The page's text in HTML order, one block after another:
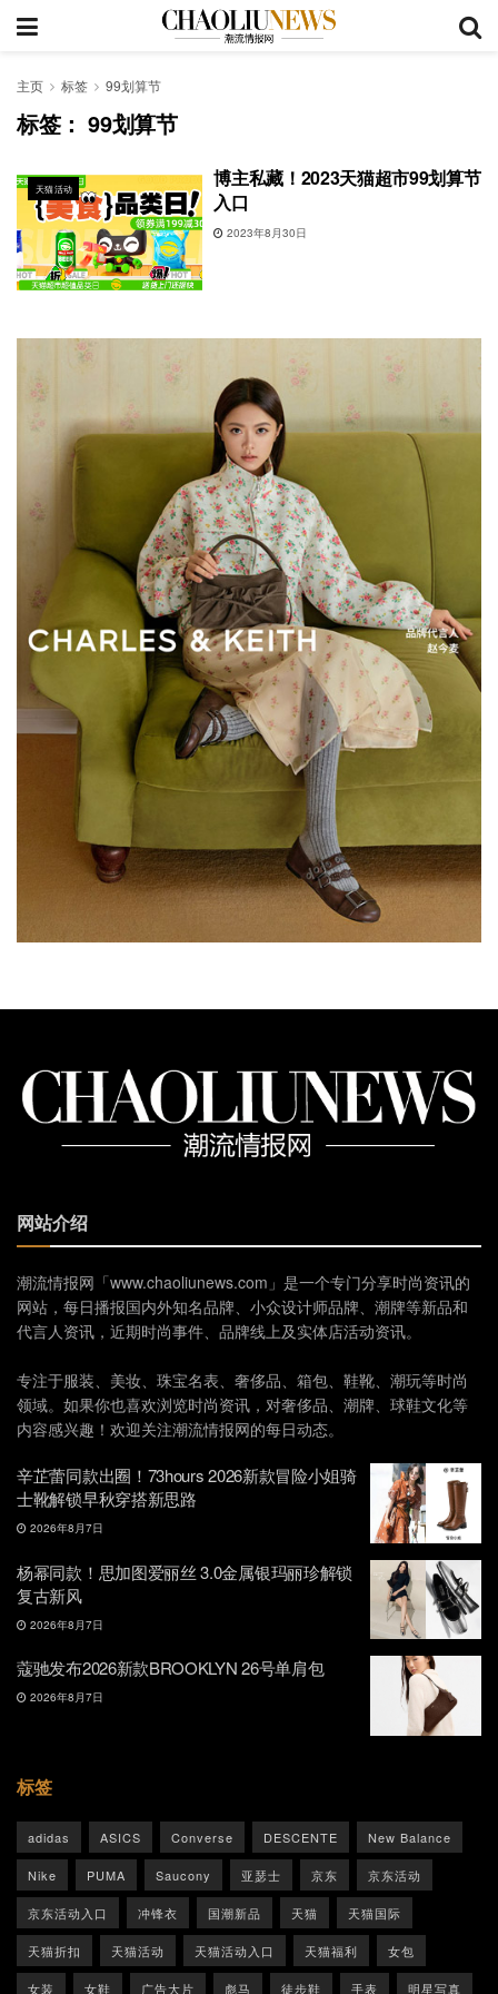
主页 标签 99划算节
标签：99划算节
天猫活动
博主私藏！2023天猫超市99划算节
入口
2023年8月30日
网站介绍
潮流情报网「www.chaoliunews.com」是一个专门分享时尚资讯的
网站，每日播报国内外知名品牌、小众设计师品牌、潮牌等新品和
代言人资讯，近期时尚事件、品牌线上及实体店活动资讯。
专注于服装、美妆、珠宝名表、奢侈品、箱包、鞋靴、潮玩等时尚
领域。如果你也喜欢浏览时尚资讯，对奢侈品、潮牌、球鞋文化等
内容感兴趣！欢迎关注潮流情报网的每日动态。
辛芷蕾同款出圈！73hours 2026新款冒险小姐骑
士靴解锁早秋穿搭新思路
2026年8月7日
杨幂同款！思加图爱丽丝 3.0金属银玛丽珍解锁
复古新风
2026年8月7日
蔻驰发布2026新款BROOKLYN 26号单肩包
2026年8月7日
标签
adidas ASICS Converse DESCENTE New Balance
Nike PUMA Saucony 亚瑟士 京东 京东活动
京东活动入口 冲锋衣 国潮新品 天猫 天猫国际
天猫折扣 天猫活动 天猫活动入口 天猫福利 女包
女装 女鞋 广告大片 彪马 徒步鞋 手表 明星写真